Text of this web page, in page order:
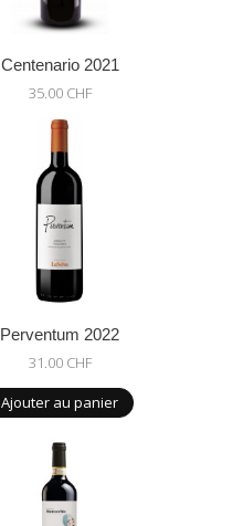
Centenario 2021
35.00 CHF
Perventum 2022
31.00 CHF
Ajouter au panier